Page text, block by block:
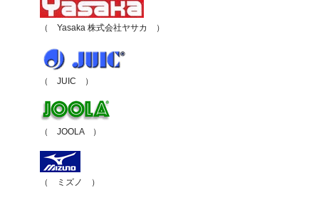
（ Yasaka 株式会社ヤサカ ）
（ JUIC ）
（ JOOLA ）
（ ミズノ ）